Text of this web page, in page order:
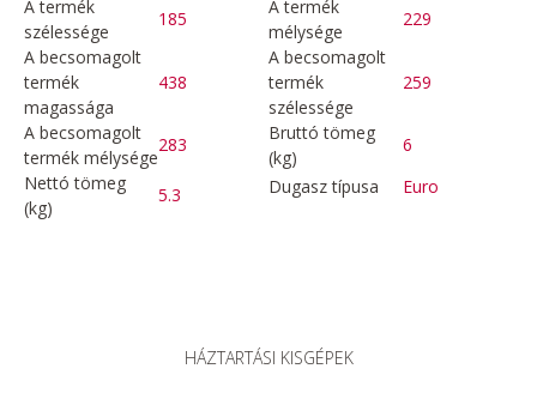
A termék
szélessége
185
A termék
mélysége
229
A becsomagolt
termék
magassága
438
A becsomagolt
termék
szélessége
259
A becsomagolt
termék mélysége
283
Bruttó tömeg
(kg)
6
Nettó tömeg
(kg)
5.3 Dugasz típusa Euro
HÁZTARTÁSI KISGÉPEK